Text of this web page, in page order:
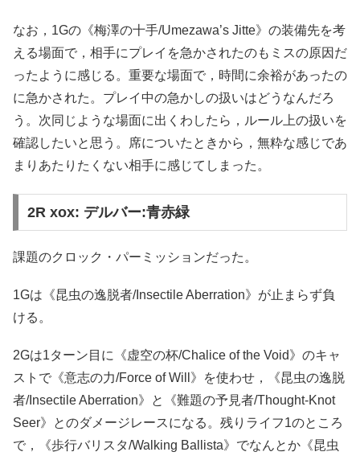
なお，1Gの《梅澤の十手/Umezawa’s Jitte》の装備先を考
える場面で，相手にプレイを急かされたのもミスの原因だ
ったように感じる。重要な場面で，時間に余裕があったの
に急かされた。プレイ中の急かしの扱いはどうなんだろ
う。次同じような場面に出くわしたら，ルール上の扱いを
確認したいと思う。席についたときから，無粋な感じであ
まりあたりたくない相手に感じてしまった。
2R xox: デルバー:青赤緑
課題のクロック・パーミッションだった。
1Gは《昆虫の逸脱者/Insectile Aberration》が止まらず負
ける。
2Gは1ターン目に《虚空の杯/Chalice of the Void》のキャ
ストで《意志の力/Force of Will》を使わせ，《昆虫の逸脱
者/Insectile Aberration》と《難題の予見者/Thought-Knot
Seer》とのダメージレースになる。残りライフ1のところ
で，《歩行バリスタ/Walking Ballista》でなんとか《昆虫